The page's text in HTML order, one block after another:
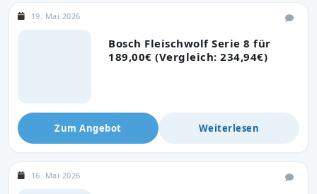
Bosch Fleischwolf Serie 8 für
189,00€ (Vergleich: 234,94€)
19. Mai 2026
Zum Angebot Weiterlesen
16. Mai 2026